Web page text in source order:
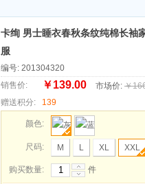
卡绚 男士睡衣春秋条纹纯棉长袖
服
编号: 201304320
销售价:
￥139.00 市场价: ￥
赠送积分:
139
颜色:
尺码: M L XL XXL
购买数量: 件